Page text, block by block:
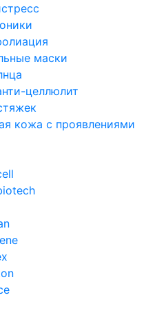
маски
целлюлит
кожа с проявлениями